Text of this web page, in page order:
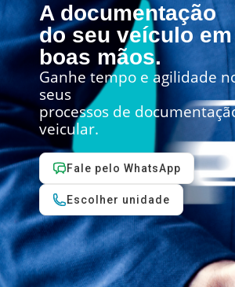
A documentação
do seu veículo em
boas mãos.
Ganhe tempo e agilidade
seus
processos de
veicular.
Fale pelo WhatsApp
Escolher unidade